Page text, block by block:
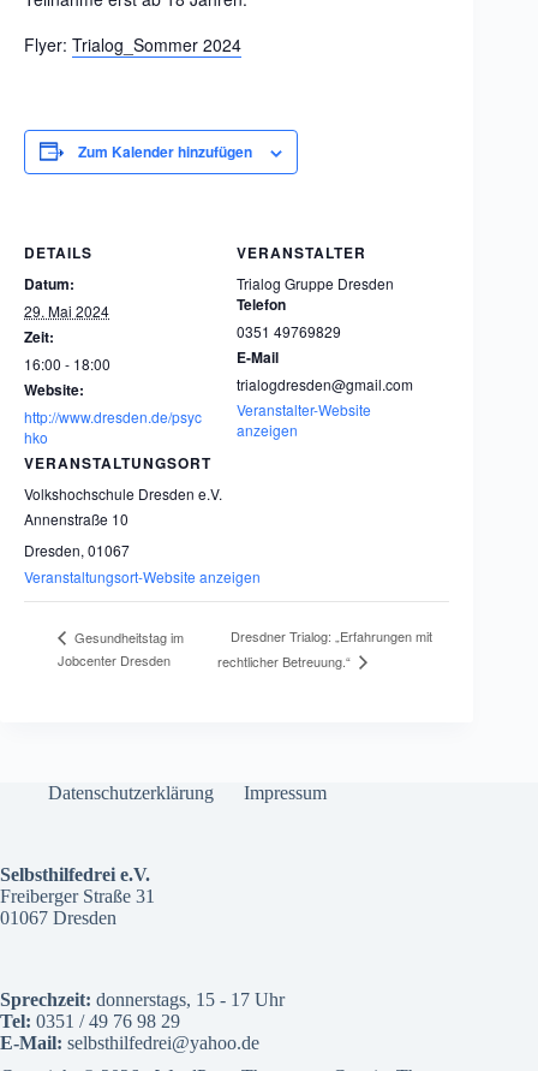
Flyer: Trialog_Sommer 2024
Zum Kalender hinzufügen
DETAILS
Datum:
29. Mai 2024
Zeit:
16:00 - 18:00
Website:
http://www.dresden.de/psyc
hko
VERANSTALTUNGSORT
Volkshochschule Dresden e.V.
Annenstraße 10
Dresden, 01067
Veranstaltungsort-Website anzeigen
VERANSTALTER
Trialog Gruppe Dresden
Telefon
0351 49769829
E-Mail
trialogdresden@gmail.com
Veranstalter-Website
anzeigen
Gesundheitstag im
Jobcenter Dresden
Dresdner Trialog: „Erfahrungen mit
rechtlicher Betreuung.“
Datenschutzerklärung Impressum
Selbsthilfedrei e.V.
Freiberger Straße 31
01067 Dresden
Sprechzeit: donnerstags, 15 - 17 Uhr
Tel: 0351 / 49 76 98 29
E-Mail: selbsthilfedrei@yahoo.de